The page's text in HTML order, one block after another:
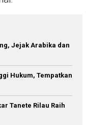
Jejak Arabika dan
Hukum, Tempatkan
Tanete Rilau Raih